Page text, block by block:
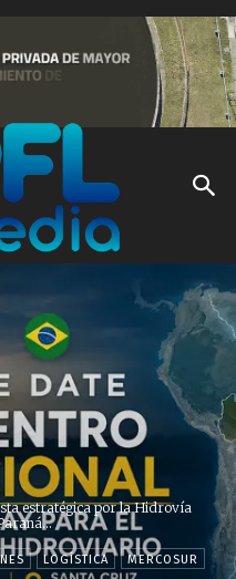
estratégica por la Hidrovía
LOGÍSTICA MERCOSUR